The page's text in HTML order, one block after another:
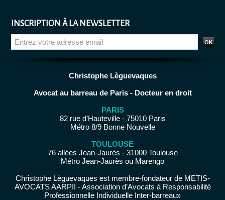
INSCRIPTION À LA NEWSLETTER
Christophe Lèguevaques
Avocat au barreau de Paris - Docteur en droit
PARIS
82 rue d’Hauteville - 75010 Paris
Métro 8/9 Bonne Nouvelle
TOULOUSE
76 allées Jean-Jaurès - 31000 Toulouse
Métro Jean-Jaurès ou Marengo
Christophe Lèguevaques est membre-fondateur de METIS-
AVOCATS AARPII - Association d’Avocats à Responsabilité
Professionnelle Individuelle Inter-barreaux